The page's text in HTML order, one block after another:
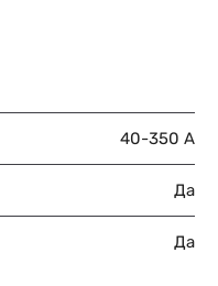
40-350 A
Да
Да